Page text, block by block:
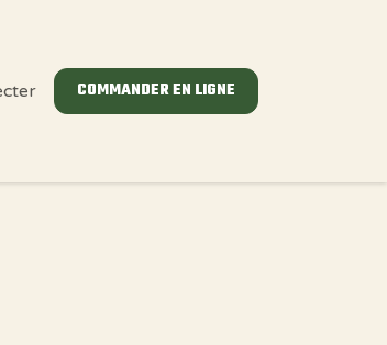
COMMANDER EN LIGNE